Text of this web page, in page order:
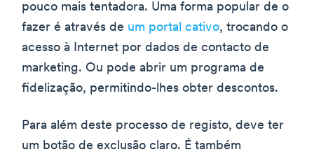
pouco mais tentadora. Uma forma popular de o
fazer é através de um portal cativo, trocando o
acesso à Internet por dados de contacto de
marketing. Ou pode abrir um programa de
fidelização, permitindo-lhes obter descontos.
Para além deste processo de registo, deve ter
um botão de exclusão claro. É também